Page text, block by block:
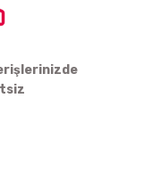
alternatifler olmalı.